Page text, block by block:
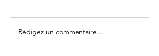
Rédigez un commentaire...